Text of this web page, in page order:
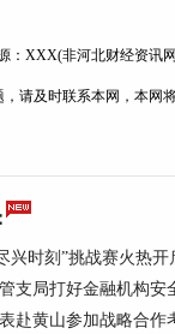
：XXX(非河北财经资讯
请及时联系本网，本网
兴时刻”挑战赛火热开
支局打好金融机构安
赴黄山参加战略合作